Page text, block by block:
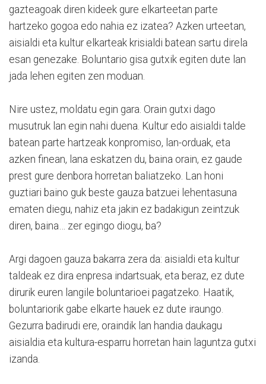
gazteagoak diren kideek gure elkarteetan parte
hartzeko gogoa edo nahia ez izatea? Azken urteetan,
aisialdi eta kultur elkarteak krisialdi batean sartu direla
esan genezake. Boluntario gisa gutxik egiten dute lan
jada lehen egiten zen moduan.
Nire ustez, moldatu egin gara. Orain gutxi dago
musutruk lan egin nahi duena. Kultur edo aisialdi talde
batean parte hartzeak konpromiso, lan-orduak, eta
azken finean, lana eskatzen du, baina orain, ez gaude
prest gure denbora horretan baliatzeko. Lan honi
guztiari baino guk beste gauza batzuei lehentasuna
ematen diegu, nahiz eta jakin ez badakigun zeintzuk
diren, baina… zer egingo diogu, ba?
Argi dagoen gauza bakarra zera da: aisialdi eta kultur
taldeak ez dira enpresa indartsuak, eta beraz, ez dute
dirurik euren langile boluntarioei pagatzeko. Haatik,
boluntariorik gabe elkarte hauek ez dute iraungo.
Gezurra badirudi ere, oraindik lan handia daukagu
aisialdia eta kultura-esparru horretan hain laguntza gutxi
izanda.